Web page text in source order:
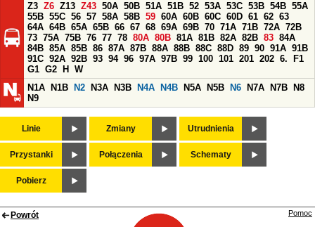
Z3 Z6 Z13 Z43 50A 50B 51A 51B 52 53A 53C 53B 54B 55A
55B 55C 56 57 58A 58B 59 60A 60B 60C 60D 61 62 63
64A 64B 65A 65B 66 67 68 69A 69B 70 71A 71B 72A 72B
73 75A 75B 76 77 78 80A 80B 81A 81B 82A 82B 83 84A
84B 85A 85B 86 87A 87B 88A 88B 88C 88D 89 90 91A 91B
91C 92A 92B 93 94 96 97A 97B 99 100 101 201 202 6.
F1
G1 G2 H
W
N1A
N1B N2 N3A N3B N4A N4B N5A N5B N6 N7A N7B
N8
N9
Linie Zmiany Utrudnienia
Przystanki Połączenia Schematy
Pobierz
Powrót Pomoc